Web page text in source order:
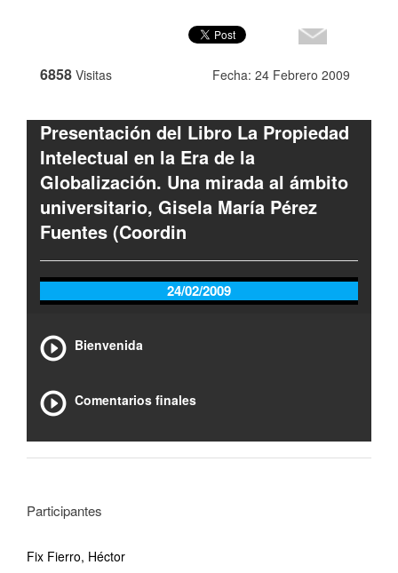
6858 Visitas Fecha: 24 Febrero 2009
Presentación del Libro La Propiedad
Intelectual en la Era de la
Globalización. Una mirada al ámbito
universitario, Gisela María Pérez
Fuentes (Coordin
24/02/2009
Bienvenida
Comentarios finales
Participantes
Fix Fierro, Héctor